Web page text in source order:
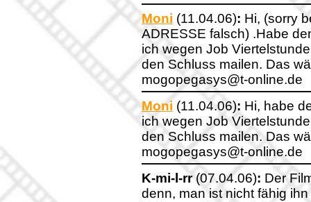
Moni (11.04.06): Hi, (sorry
ADRESSE falsch) .Habe
ich wegen Job
den Schluss mailen. Das
mogopegasys@t-online.de
Moni (11.04.06): Hi, habe
ich wegen Job
den Schluss mailen. Das
mogopegasys@t-online.de
K-mi-l-rr(07.04.06): Der
denn, man ist nicht fähig